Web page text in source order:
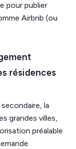
pour publier
Airbnb (ou
résidences
la
grandes villes,
préalable